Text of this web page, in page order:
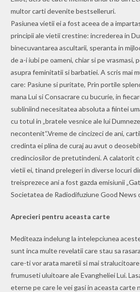
multor carti devenite bestselleruri.
Pasiunea vietii ei a fost aceea de a
principii ale vietii crestine: increderea in
binecuvantarea ascultarii, speranta in
de a-i iubi pe oameni, chiar si pe vrasmasi,
asupra feminitatii si barbatiei. A scris mai
care: Pasiune si puritate, Prin portile
mana Lui si Consacrare cu bucurie, in
subliniind necesitatea absoluta a fiintei
cu totul in „bratele vesnice ale lui
necontenit“.Vreme de cincizeci de ani,
credinta ei plina de curaj au avut o
credinciosilor de pretutindeni. A calatorit
vietii ei, tinand prelegeri in diverse locuri
treisprezece ani a fost gazda emisiunii
Societatea de Radiodifuziune Good News
Aprecieri pentru aceasta carte
Mediteaza indelung la intelepciunea
sunt inca multe revelatii care stau sa
care-ti vor arata maretii si mai
frumuseti uluitoare ale Evangheliei Lui.
eterne pe care le vei gasi in aceasta carte